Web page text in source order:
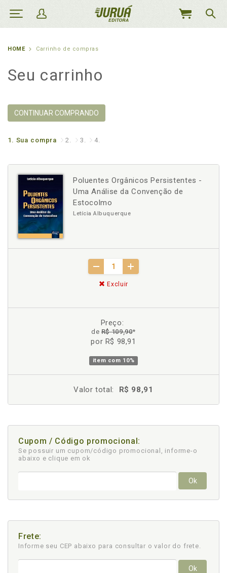
MEU
HOME Carrinho de compras
Seu carrinho
CONTINUAR COMPRANDO
1. Sua compra 2. 3. 4.
Poluentes Orgânicos Persistentes -
Uma Análise da Convenção de
Estocolmo
Letícia Albuquerque
Excluir
Preço:
deR$ 109,90*
por R$ 98,91
item com 10%
Valor total: R$ 98,91
Cupom / Código promocional:
Se possuir um cupom/código promocional, informe-o
abaixo e clique em ok
Ok
Frete:
Informe seu CEP abaixo para consultar o valor do frete.
Ok